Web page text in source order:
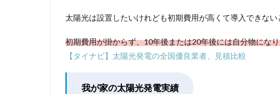
太陽光は設置したいけれども初期費用が高くて導入できない
初期費用が掛からず、10年後または20年後には自分物にな
【タイナビ】太陽光発電の全国優良業者、見積比較
我が家の太陽光発電実績